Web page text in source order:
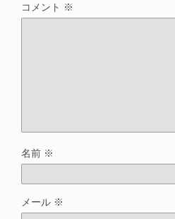
コメント ※
名前 ※
メール ※